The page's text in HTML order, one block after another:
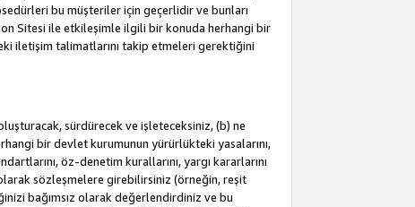
bu müşteriler için geçerlidir ve bunları
Sitesi ile etkileşimle ilgili bir konuda herhangi bir
iletişim talimatlarını takip etmeleri gerektiğini
sürdürecek ve işleteceksiniz, (b) ne
bir devlet kurumunun yürürlükteki yasalarını,
öz-denetim kurallarını, yargı kararlarını
sözleşmelere girebilirsiniz (örneğin, reşit
bağımsız olarak değerlendirdiniz ve bu